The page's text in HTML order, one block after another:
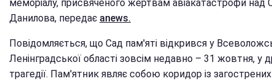
меморіалу, присвяченого жертвам авіакатастрофи над
Данилова, передає anews.
Повідомляється, що Сад пам'яті відкрився у
Ленінградської області зовсім недавно – 31 жовтня, у
трагедії. Пам'ятник являє собою коридор із